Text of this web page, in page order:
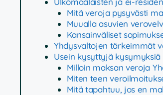
Mitä veroja pysyvästi
Muualla asuvien
Kansainväliset
Yhdysvaltojen tärkeimmät
Usein kysyttyjä
Milloin maksan veroja
Miten teen
Mitä tapahtuu, jos en